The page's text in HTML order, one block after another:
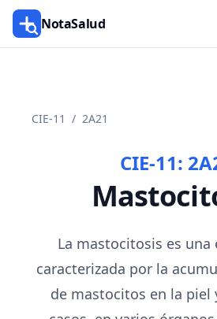
NotaSalud
CIE-11 / 2A21
CIE-11:
La mastocitosis es una
caracterizada por la
de mastocitos en la piel